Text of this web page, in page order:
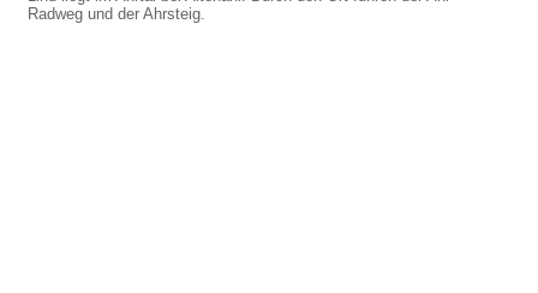
Radweg und der Ahrsteig.